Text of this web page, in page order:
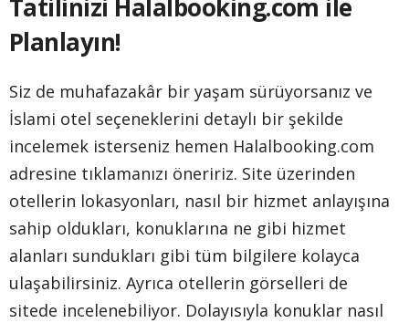
Tatilinizi Halalbooking.com ile
Planlayın!
Siz de muhafazakâr bir yaşam sürüyorsanız ve
İslami otel seçeneklerini detaylı bir şekilde
incelemek isterseniz hemen Halalbooking.com
adresine tıklamanızı öneririz. Site üzerinden
otellerin lokasyonları, nasıl bir hizmet anlayışına
sahip oldukları, konuklarına ne gibi hizmet
alanları sundukları gibi tüm bilgilere kolayca
ulaşabilirsiniz. Ayrıca otellerin görselleri de
sitede incelenebiliyor. Dolayısıyla konuklar nasıl